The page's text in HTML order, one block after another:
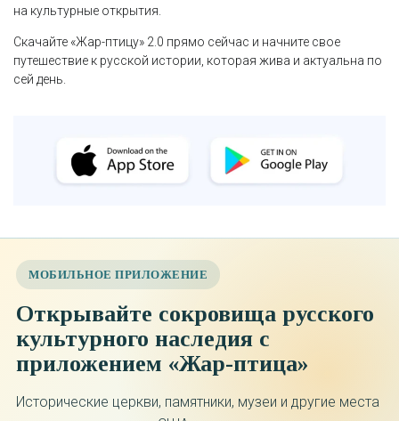
на культурные открытия.
Скачайте «Жар-птицу» 2.0 прямо сейчас и начните свое
путешествие к русской истории, которая жива и актуальна по
сей день.
МОБИЛЬНОЕ ПРИЛОЖЕНИЕ
Открывайте сокровища русского
культурного наследия с
приложением «Жар-птица»
Исторические церкви, памятники, музеи и другие места